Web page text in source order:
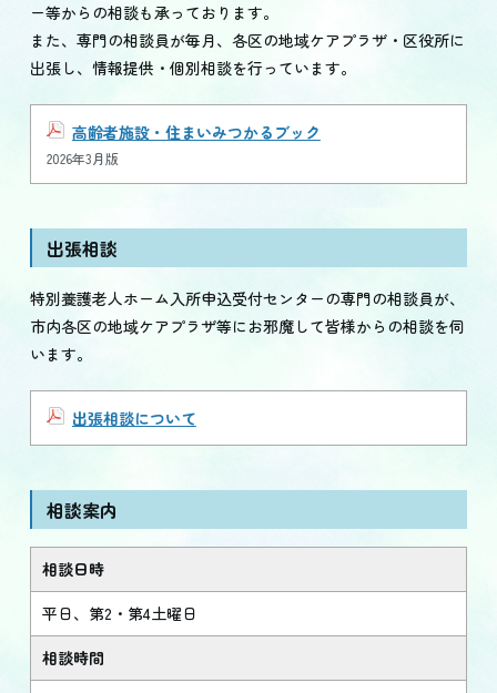
ー等からの相談も承っております。
また、専門の相談員が毎月、各区の地域ケアプラザ・区役所に
出張し、情報提供・個別相談を行っています。
高齢者施設・住まいみつかるブック
2026年3月版
出張相談
特別養護老人ホーム入所申込受付センターの専門の相談員が、
市内各区の地域ケアプラザ等にお邪魔して皆様からの相談を伺
います。
出張相談について
相談案内
相談日時
平日、第2・第4土曜日
相談時間